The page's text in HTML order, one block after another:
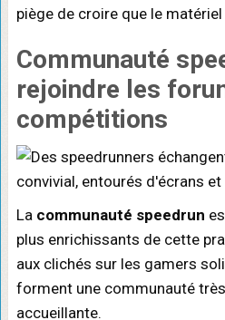
piège de croire que le
Communauté
rejoindre les
compétitions
La communauté speedrun
plus enrichissants de cette
aux clichés sur les gamers
forment une communauté
accueillante.